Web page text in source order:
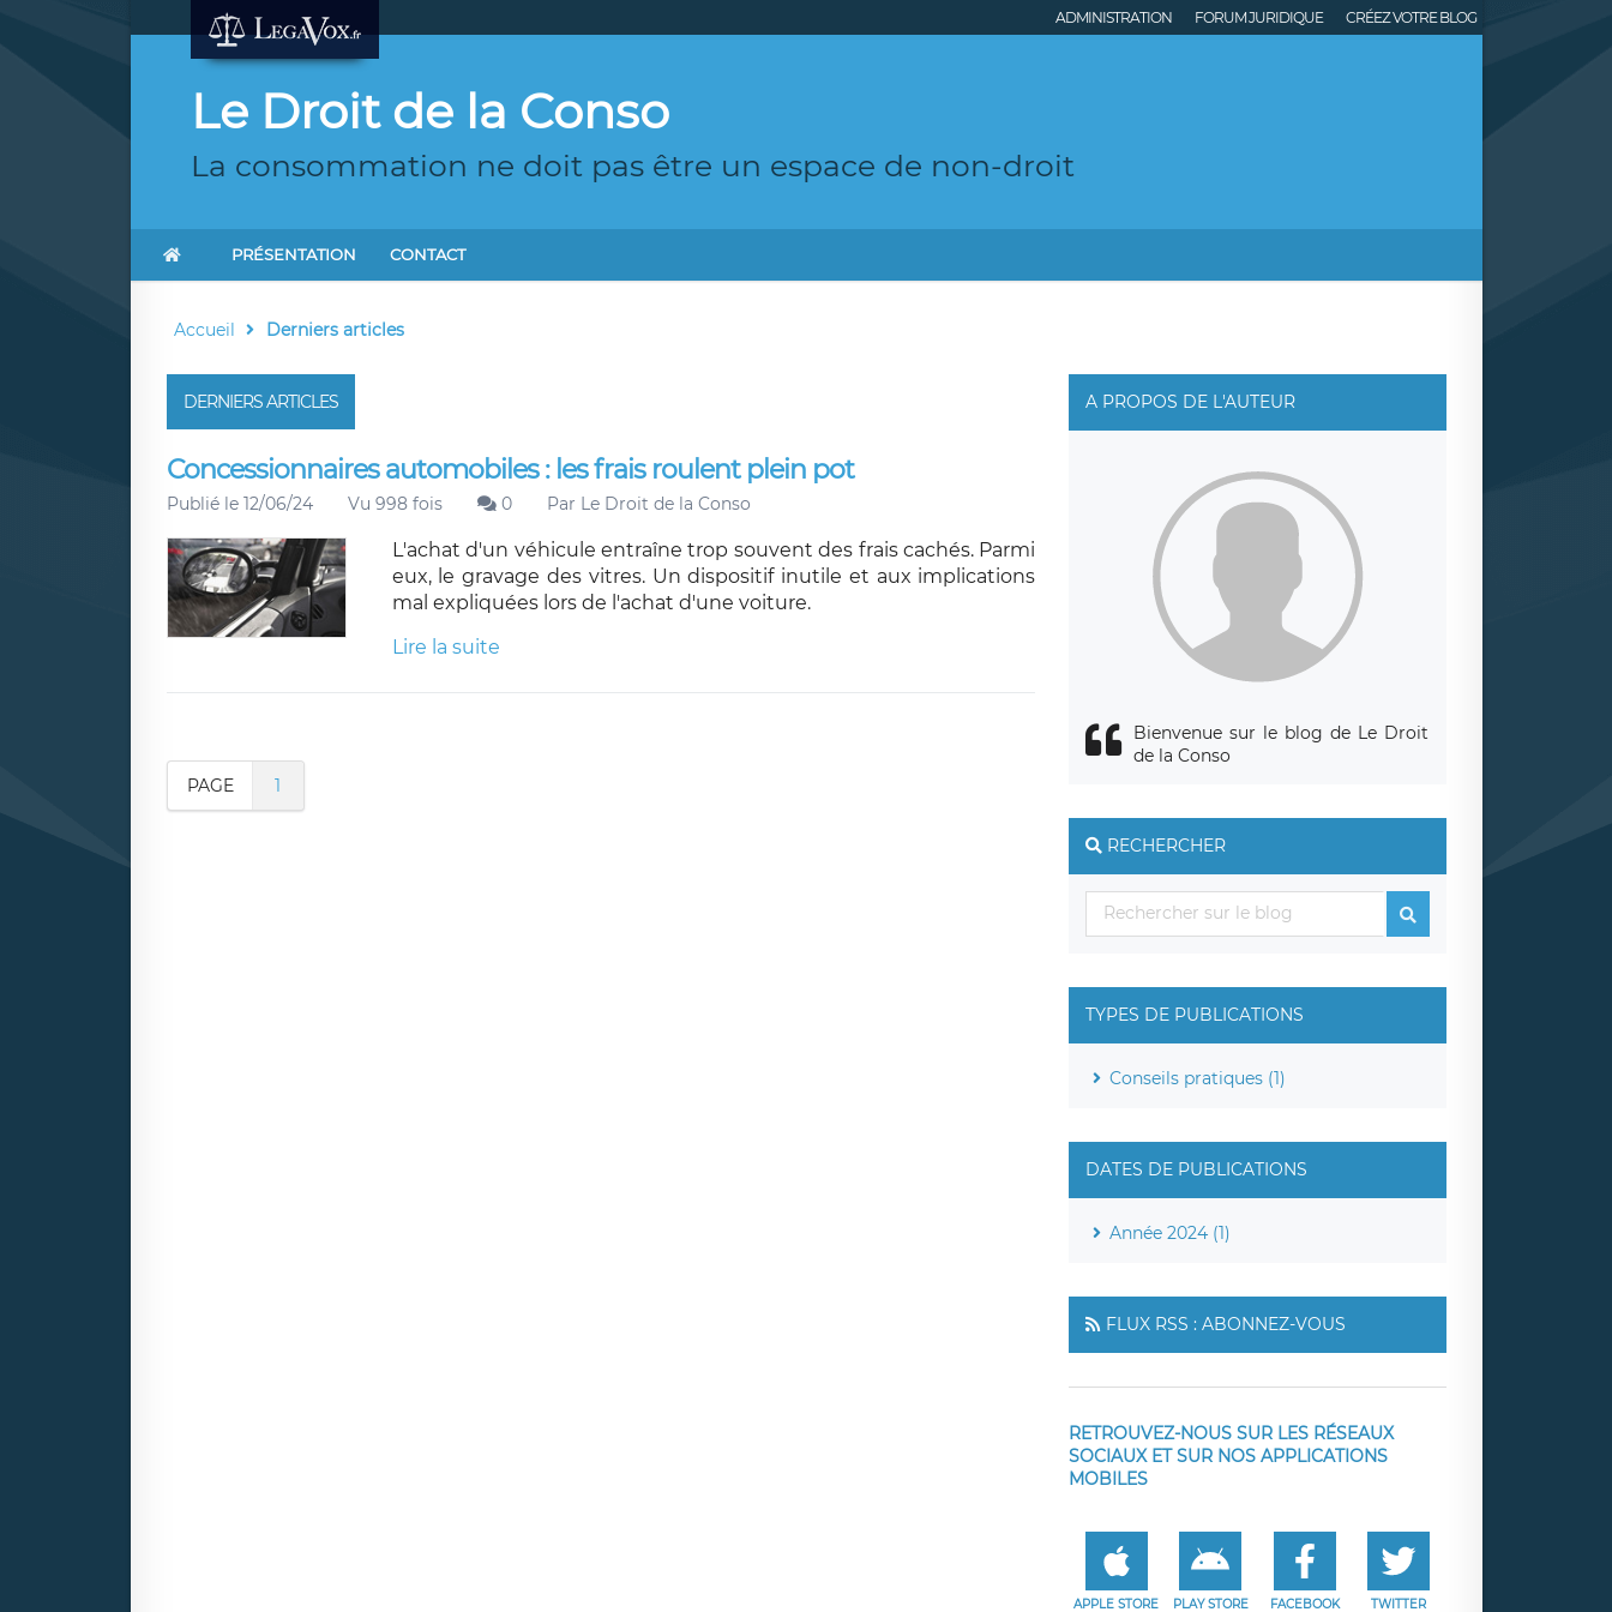
ADMINISTRATION FORUM JURIDIQUE CRÉEZ VOTRE BLOG
Le Droit de la Conso
La consommation ne doit pas être un espace de non-droit
PRÉSENTATION CONTACT
Accueil Derniers articles
DERNIERS ARTICLES
Concessionnaires automobiles : les frais roulent plein pot
Publié le 12/06/24 Vu 998 fois 0 Par Le Droit de la Conso
L'achat d'un véhicule entraîne trop souvent des frais cachés. Parmi
eux, le gravage des vitres. Un dispositif inutile et aux implications
mal expliquées lors de l'achat d'une voiture.
Lire la suite
PAGE 1
A PROPOS DE L'AUTEUR
Bienvenue sur le blog de Le Droit
de la Conso
RECHERCHER
TYPES DE PUBLICATIONS
Conseils pratiques (1)
DATES DE PUBLICATIONS
Année 2024 (1)
FLUX RSS : ABONNEZ-VOUS
RETROUVEZ-NOUS SUR LES RÉSEAUX
SOCIAUX ET SUR NOS APPLICATIONS
MOBILES
APPLE STORE PLAY STORE FACEBOOK TWITTER